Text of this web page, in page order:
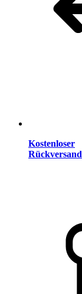
Kostenloser
Rückversand